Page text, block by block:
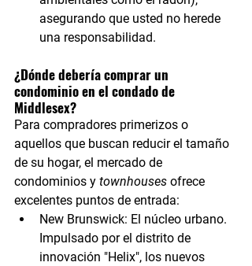
asegurando que usted no herede
una responsabilidad.
¿Dónde debería comprar un
condominio en el condado de
Middlesex?
Para compradores primerizos o
aquellos que buscan reducir el tamaño
de su hogar, el mercado de
condominios y townhouses ofrece
excelentes puntos de entrada:
New Brunswick: El núcleo urbano.
Impulsado por el distrito de
innovación "Helix", los nuevos